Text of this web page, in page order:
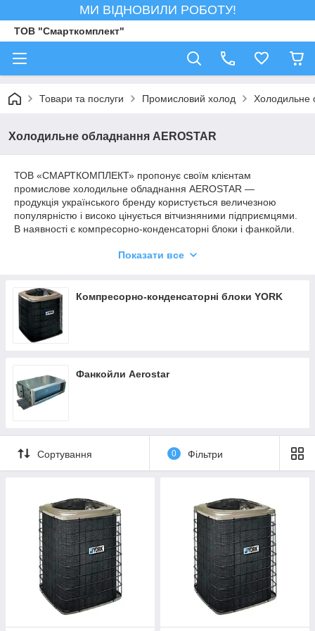
МИ ВІДНОВИЛИ РОБОТУ!
ТОВ "Смарткомплект"
Товари та послуги Промисловий холод Холодильне
Холодильне обладнання AEROSTAR
ТОВ «СМАРТКОМПЛЕКТ» пропонує своїм клієнтам
промислове холодильне обладнання AEROSTAR —
продукція українського бренду користується величезною
популярністю і високо цінується вітчизняними підприємцями.
В наявності є компресорно-конденсаторні блоки і фанкойли.
стандартам якості і надійності. Реалізуємо продукцію
Промислові фанкойли, компресорно-
конденсаторні блоки
Від ефективності кліматичної системи залежить не тільки
комфорт персоналу і клієнтів, але і виробничий процес на
багатьох промислових підприємствах. Холодильне
висока якість виготовлення і збірки;
відсутність потреби у великій опорі;
чудова ступінь захисту корпусу;
низькі експлуатаційні витрати
мінімальний рівень шуму під час роботи.
Для отримання детальної інформації по кожній моделі
промислового обладнання AEROSTAR та професійної
допомоги у виборі звертайтеся до менеджерів компанії по
телефону. Відповідаємо на дзвінки і консультуємо по буднях.
Показати все
Компресорно-конденсаторні блоки YORK
Фанкойли Aerostar
Сортування 0 Фільтри